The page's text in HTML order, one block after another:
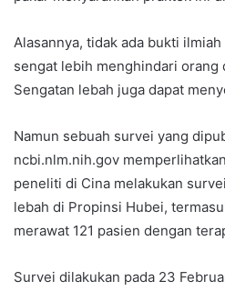
Alasannya, tidak ada bukti
sengat lebih menghindari orang
Sengatan lebah juga dapat
Namun sebuah survei yang
ncbi.nlm.nih.gov
peneliti di Cina melakukan
lebah di Propinsi Hubei,
merawat 121 pasien dengan
Survei dilakukan pada 23